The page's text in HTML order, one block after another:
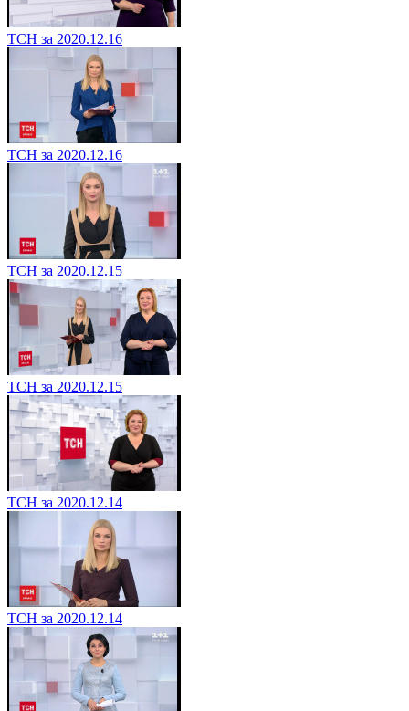
ТСН за 2020.12.16
ТСН за 2020.12.16
ТСН за 2020.12.15
ТСН за 2020.12.15
ТСН за 2020.12.14
ТСН за 2020.12.14